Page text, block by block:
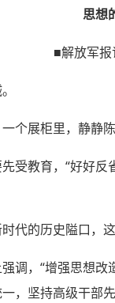
思想
■解放军
个展柜里，静静
受教育，“好好
代的历史隘口
调，“增强思想
，坚持高级干部先